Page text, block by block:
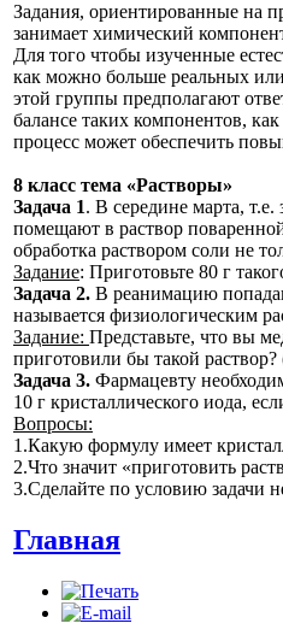
Задания, ориентированные на
занимает химический
Для того чтобы изученные
как можно больше реальных
этой группы предполагают
балансе таких компонентов,
процесс может обеспечить
8 класс тема «Растворы»
Задача 1. В середине марта,
помещают в раствор
обработка раствором соли не
Задание: Приготовьте 80 г
Задача 2. В реанимацию
называется физиологическим
Задание: Представьте, что вы
приготовили бы такой раствор?
Задача 3. Фармацевту
10 г кристаллического иода,
Вопросы:
1.Какую формулу имеет
2.Что значит «приготовить
3.Сделайте по условию задачи
Главная